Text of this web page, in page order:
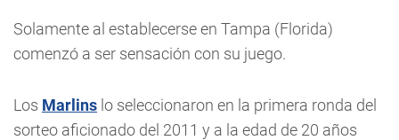
Solamente al establecerse en Tampa (Florida)
comenzó a ser sensación con su juego.
Los Marlins lo seleccionaron en la primera ronda del
sorteo aficionado del 2011 y a la edad de 20 años